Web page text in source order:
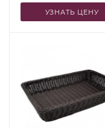
УЗНАТЬ ЦЕНУ